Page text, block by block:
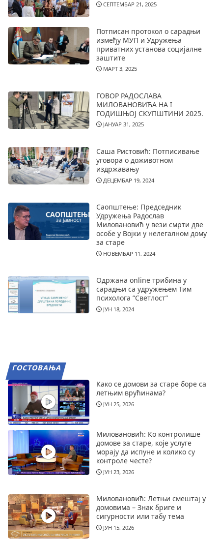
СЕПТЕМБАР 21, 2025
Потписан протокол о сарадњи
између МУП и Удружења
приватних установа социјалне
заштите
МАРТ 3, 2025
ГОВОР РАДОСЛАВА
МИЛОВАНОВИЋА НА I
ГОДИШЊОЈ СКУПШТИНИ 2025.
ЈАНУАР 31, 2025
Саша Ристовић: Потписивање
уговора о доживотном
издржавању
ДЕЦЕМБАР 19, 2024
Саопштење: Председник
Удружења Радослав
Миловановић у вези смрти две
особе у Војки у нелегалном дому
за старе
НОВЕМБАР 11, 2024
Одржана online трибина у
сарадњи са удружењем Тим
психолога ”Светлост”
ЈУН 18, 2024
ГОСТОВАЊА
Како се домови за старе боре са
летњим врућинама?
ЈУН 25, 2026
Миловановић: Ко контролише
домове за старе, које услуге
морају да испуне и колико су
контроле честе?
ЈУН 23, 2026
Миловановић: Летњи смештај у
домовима – Знак бриге и
сигурности или табу тема
ЈУН 15, 2026